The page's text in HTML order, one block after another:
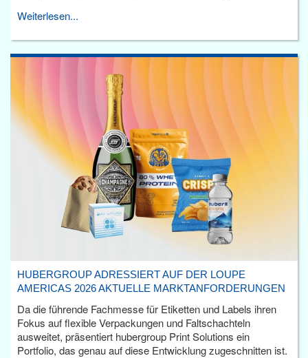
Weiterlesen...
HUBERGROUP ADRESSIERT AUF DER LOUPE
AMERICAS 2026 AKTUELLE MARKTANFORDERUNGEN
Da die führende Fachmesse für Etiketten und Labels ihren
Fokus auf flexible Verpackungen und Faltschachteln
ausweitet, präsentiert hubergroup Print Solutions ein
Portfolio, das genau auf diese Entwicklung zugeschnitten ist.